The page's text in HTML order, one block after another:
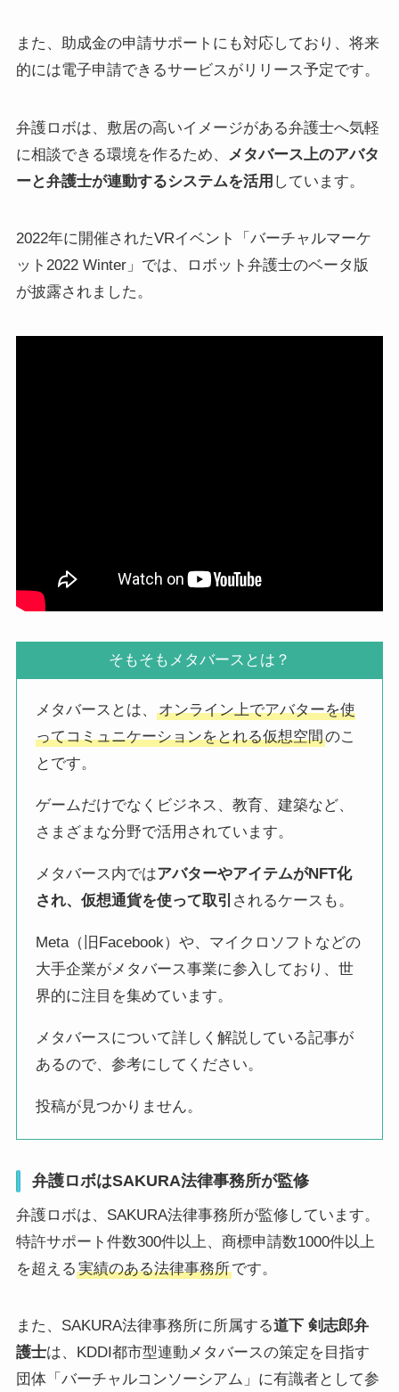
また、助成金の申請サポートにも対応しており、将来
的には電子申請できるサービスがリリース予定です。
弁護ロボは、敷居の高いイメージがある弁護士へ気軽
に相談できる環境を作るため、
メタバース上のアバタ
ーと弁護士が連動するシステムを活用 しています。
2022年に開催されたVRイベント「バーチャルマーケ
ット2022 Winter」では、ロボット弁護士のベータ版
が披露されました。
そもそもメタバースとは？
メタバースとは、オンライン上でアバターを使
ってコミュニケーションをとれる仮想空間のこ
とです。
ゲームだけでなくビジネス、教育、建築など、
さまざまな分野で活用されています。
メタバース内ではアバターやアイテムがNFT化
され、仮想通貨を使って取引 されるケースも。
Meta（旧Facebook）や、マイクロソフトなどの
大手企業がメタバース事業に参入しており、世
界的に注目を集めています。
メタバースについて詳しく解説している記事が
あるので、参考にしてください。
投稿が見つかりません。
弁護ロボはSAKURA法律事務所が監修
弁護ロボは、SAKURA法律事務所が監修しています。
特許サポート件数300件以上、商標申請数1000件以上
を超える 実績のある法律事務所です。
また、SAKURA法律事務所に所属する道下 剣志郎弁
護士は、KDDI都市型連動メタバースの策定を目指す
団体「バーチャルコンソーシアム」に有識者として参